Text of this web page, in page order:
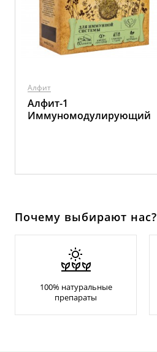
Алфит
Алфит-1
Иммуномодулирующий
Почему выбирают нас?
100% натуральные
препараты